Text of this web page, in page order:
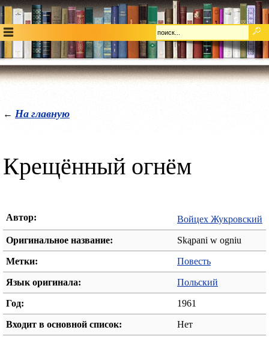
← На главную
Крещённый огнём
Автор: Войцех Жукровский
Оригинальное название: Skąpani w ogniu
Метки: Повесть
Язык оригинала: Польский
Год: 1961
Входит в основной список: Нет